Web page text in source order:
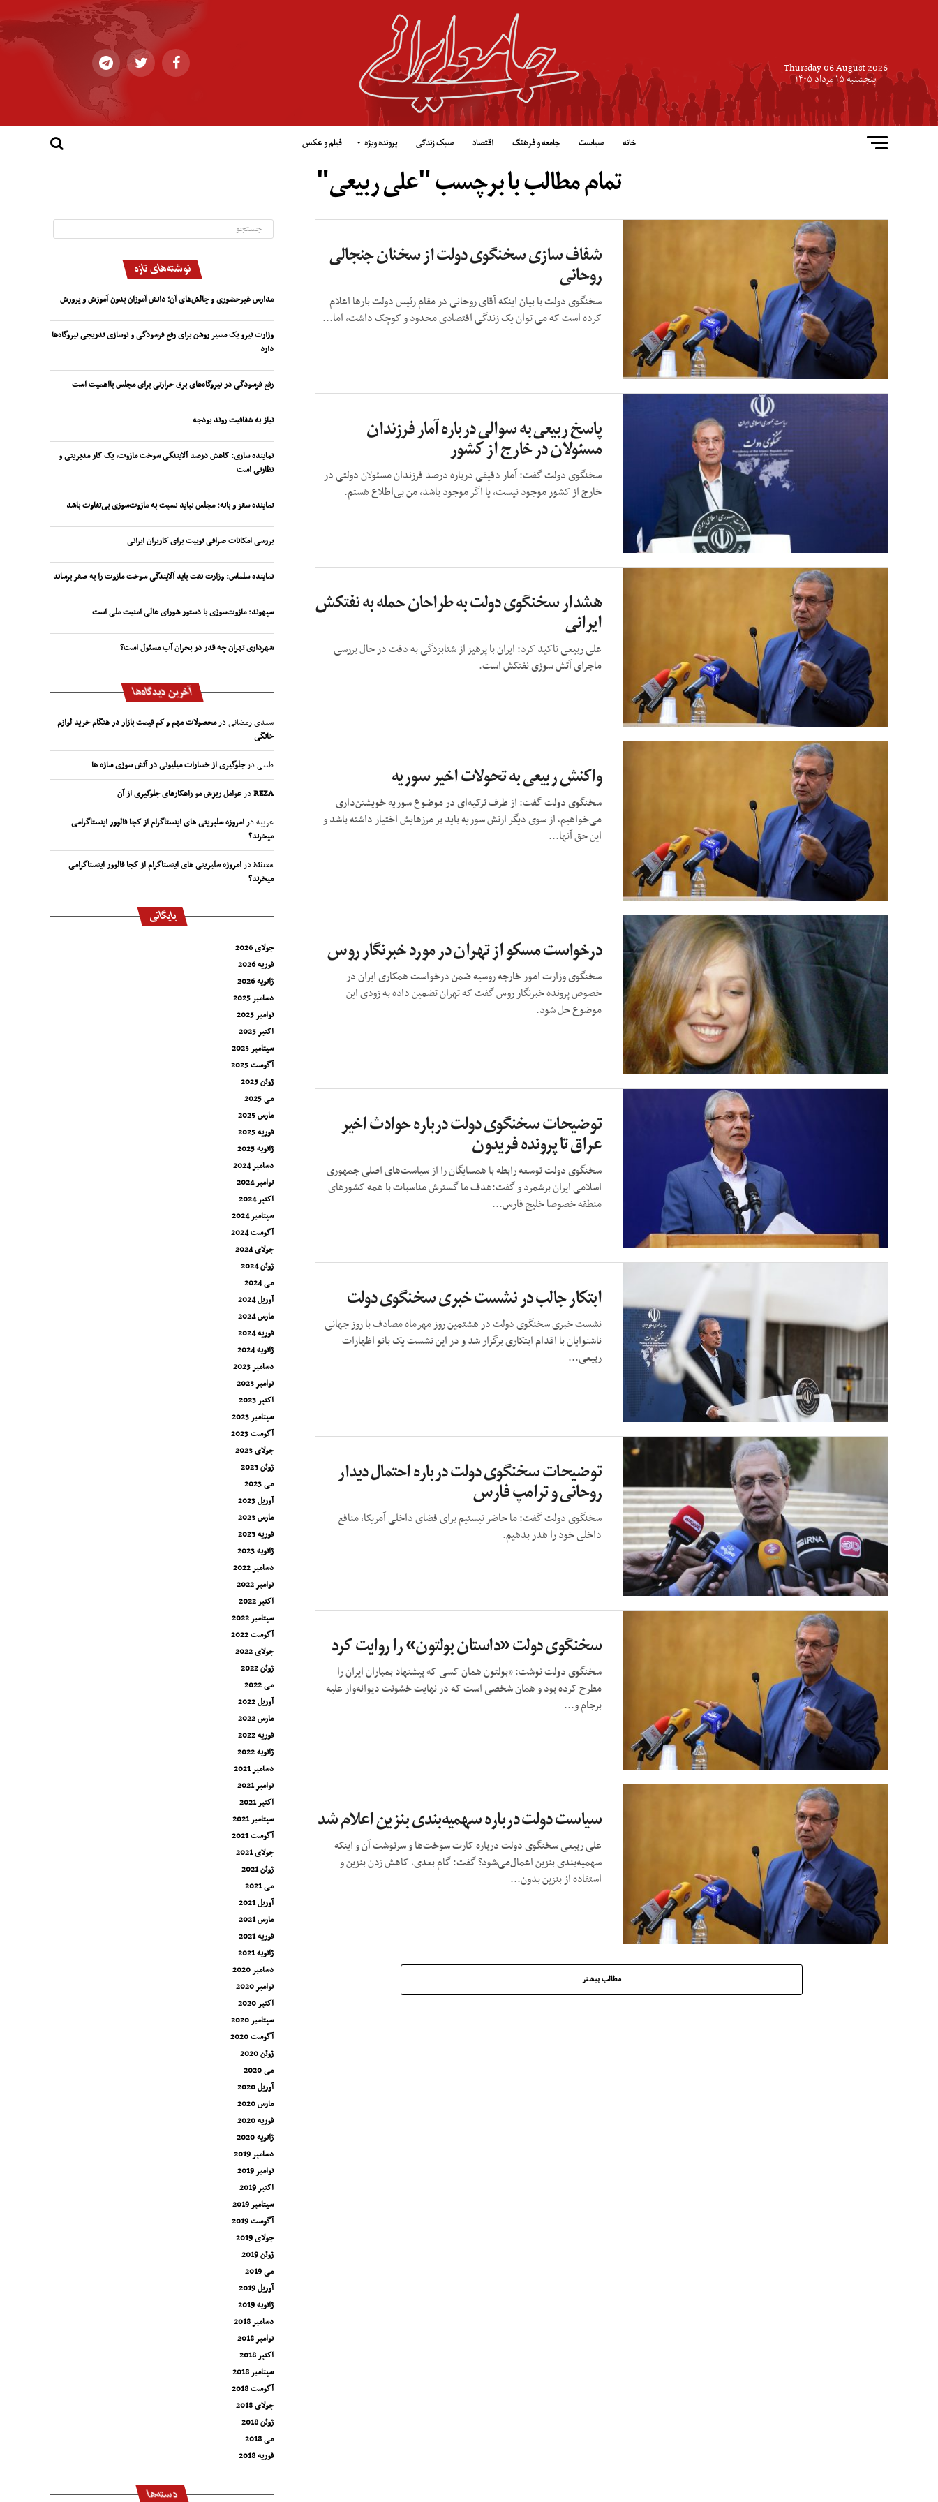
Thursday 06 August 2026
پنجشنبه ۱۵ مرداد ۱۴۰۵
خانه سیاست جامعه و فرهنگ اقتصاد سبک زندگی پرونده ویژه فیلم و عکس
تمام مطالب با برچسب "علی ربیعی"
شفاف سازی سخنگوی دولت از سخنان جنجالی
روحانی
سخنگوی دولت با بیان اینکه آقای روحانی در مقام رئیس دولت بارها اعلام
کرده است که می توان یک زندگی اقتصادی محدود و کوچک داشت، اما...
پاسخ ربیعی به سوالی درباره آمار فرزندان
مسئولان در خارج از کشور
سخنگوی دولت گفت: آمار دقیقی درباره درصد فرزندان مسئولان دولتی در
خارج از کشور موجود نیست، یا اگر موجود باشد، من بی‌اطلاع هستم.
هشدار سخنگوی دولت به طراحان حمله به نفتکش
ایرانی
علی ربیعی تاکید کرد: ایران با پرهیز از شتابزدگی به دقت در حال بررسی
ماجرای آتش سوزی نفتکش است.
واکنش ربیعی به تحولات اخیر سوریه
سخنگوی دولت گفت: از طرف ترکیه‌ای در موضوع سوریه خویشتن‌داری
می‌خواهیم، از سوی دیگر ارتش سوریه باید بر مرزهایش اختیار داشته باشد و
این حق آنها...
درخواست مسکو از تهران در مورد خبرنگار روس
سخنگوی وزارت امور خارجه روسیه ضمن درخواست همکاری ایران در
خصوص پرونده خبرنگار روس گفت که تهران تضمین داده به زودی این
موضوع حل شود.
توضیحات سخنگوی دولت درباره حوادث اخیر
عراق تا پرونده فریدون
سخنگوی دولت توسعه رابطه با همسایگان را از سیاست‌های اصلی جمهوری
اسلامی ایران برشمرد و گفت:هدف ما گسترش مناسبات با همه کشورهای
منطقه خصوصا خلیج فارس...
ابتکار جالب در نشست خبری سخنگوی دولت
نشست خبری سخنگوی دولت در هشتمین روز مهرماه مصادف با روز جهانی
ناشنوایان با اقدام ابتکاری برگزار شد و در این نشست یک بانو اظهارات
ربیعی...
توضیحات سخنگوی دولت درباره احتمال دیدار
روحانی و ترامپ فارس
سخنگوی دولت گفت: ما حاضر نیستیم برای فضای داخلی آمریکا، منافع
داخلی خود را هدر بدهیم.
سخنگوی دولت «داستان بولتون» را روایت کرد
سخنگوی دولت نوشت: «بولتون همان کسی که پیشنهاد بمباران ایران را
مطرح کرده بود و همان شخصی است که در نهایت خشونت دیوانه‌وار علیه
برجام و...
سیاست دولت درباره سهمیه‌بندی بنزین اعلام شد
علی ربیعی سخنگوی دولت درباره کارت سوخت‌ها و سرنوشت آن و اینکه
سهمیه‌بندی بنزین اعمال‌می‌شود؟ گفت:‌ گام بعدی، کاهش زدن بنزین و
استفاده از بنزین بدون...
مطالب بیشتر
نوشته‌های تازه
مدارس غیرحضوری و چالش‌های آن؛ دانش آموزان بدون آموزش و پرورش
وزارت نیرو یک مسیر روشن برای رفع فرسودگی و نوسازی تدریجی نیروگاه‌ها
دارد
رفع فرسودگی در نیروگاه‌های برق حرارتی برای مجلس بااهمیت است
نیاز به شفافیت روند بودجه
نماینده ساری: کاهش درصد آلایندگی سوخت مازوت، یک کار مدیریتی و
نظارتی است
نماینده سقز و بانه: مجلس نباید نسبت به مازوت‌سوزی بی‌تفاوت باشد
بررسی امکانات صرافی توبیت برای کاربران ایرانی
نماینده سلماس: وزارت نفت باید آلایندگی سوخت مازوت را به صفر برساند
سپهوند:‌ مازوت‌سوزی با دستور شورای عالی امنیت ملی است
شهرداری تهران چه قدر در بحران آب مسئول است؟
آخرین دیدگاه‌ها
سعدی رمضانیدرمحصولات مهم و کم قیمت بازار در هنگام خرید لوازم
خانگی
طیبیدرجلوگیری از خسارات میلیونی در آتش سوزی سازه ها
REZAدرعوامل ریزش مو راهکارهای جلوگیری از آن
غریبهدرامروزه سلبریتی های اینستاگرام از کجا فالوور اینستاگرامی
میخرند؟
Mirzaدرامروزه سلبریتی های اینستاگرام از کجا فالوور اینستاگرامی
میخرند؟
بایگانی
جولای 2026
فوریه 2026
ژانویه 2026
دسامبر 2025
نوامبر 2025
اکتبر 2025
سپتامبر 2025
آگوست 2025
ژوئن 2025
می 2025
مارس 2025
فوریه 2025
ژانویه 2025
دسامبر 2024
نوامبر 2024
اکتبر 2024
سپتامبر 2024
آگوست 2024
جولای 2024
ژوئن 2024
می 2024
آوریل 2024
مارس 2024
فوریه 2024
ژانویه 2024
دسامبر 2023
نوامبر 2023
اکتبر 2023
سپتامبر 2023
آگوست 2023
جولای 2023
ژوئن 2023
می 2023
آوریل 2023
مارس 2023
فوریه 2023
ژانویه 2023
دسامبر 2022
نوامبر 2022
اکتبر 2022
سپتامبر 2022
آگوست 2022
جولای 2022
ژوئن 2022
می 2022
آوریل 2022
مارس 2022
فوریه 2022
ژانویه 2022
دسامبر 2021
نوامبر 2021
اکتبر 2021
سپتامبر 2021
آگوست 2021
جولای 2021
ژوئن 2021
می 2021
آوریل 2021
مارس 2021
فوریه 2021
ژانویه 2021
دسامبر 2020
نوامبر 2020
اکتبر 2020
سپتامبر 2020
آگوست 2020
ژوئن 2020
می 2020
آوریل 2020
مارس 2020
فوریه 2020
ژانویه 2020
دسامبر 2019
نوامبر 2019
اکتبر 2019
سپتامبر 2019
آگوست 2019
جولای 2019
ژوئن 2019
می 2019
آوریل 2019
ژانویه 2019
دسامبر 2018
نوامبر 2018
اکتبر 2018
سپتامبر 2018
آگوست 2018
جولای 2018
ژوئن 2018
می 2018
فوریه 2018
دسته‌ها